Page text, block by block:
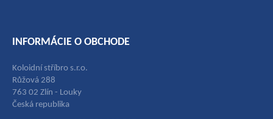
INFORMÁCIE O OBCHODE
Koloidní stříbro s.r.o.
Růžová 288
763 02 Zlín - Louky
Česká republika